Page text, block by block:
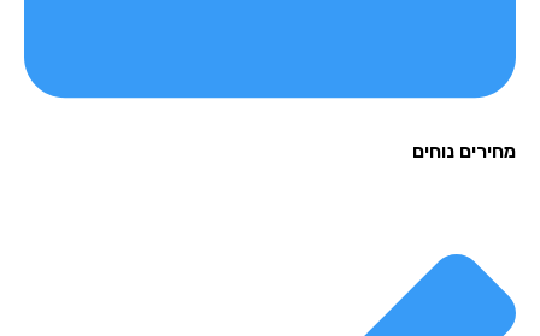
נוחים